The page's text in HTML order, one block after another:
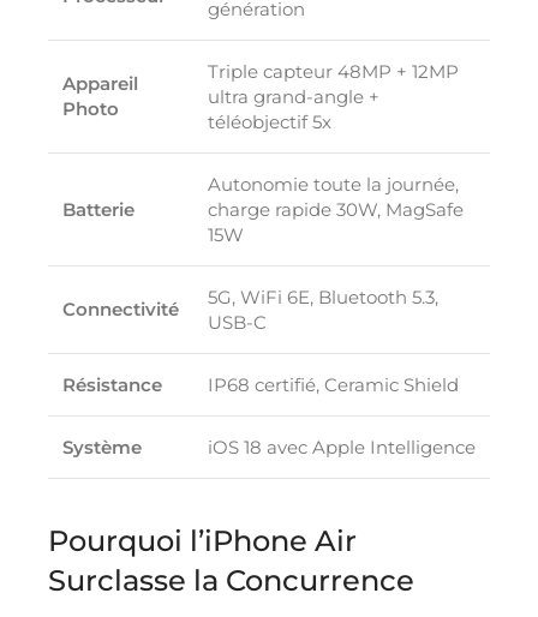
génération
Appareil
Photo
Triple capteur 48MP + 12MP
ultra grand-angle +
téléobjectif 5x
Batterie
Autonomie toute la journée,
charge rapide 30W, MagSafe
15W
Connectivité
5G, WiFi 6E, Bluetooth 5.3,
USB-C
Résistance IP68 certifié, Ceramic Shield
Système iOS 18 avec Apple Intelligence
Pourquoi l’iPhone Air
Surclasse la Concurrence